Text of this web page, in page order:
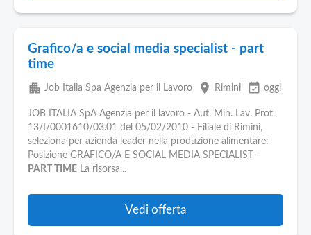
Grafico/a e social media specialist - part
time
apartment Job Italia Spa Agenzia per il Lavoro place Rimini event_available oggi
JOB ITALIA SpA Agenzia per il lavoro - Aut. Min. Lav. Prot.
13/I/0001610/03.01 del 05/02/2010 - Filiale di Rimini,
seleziona per azienda leader nella produzione alimentare:
Posizione GRAFICO/A E SOCIAL MEDIA SPECIALIST –
PART TIME La risorsa...
Vedi offerta